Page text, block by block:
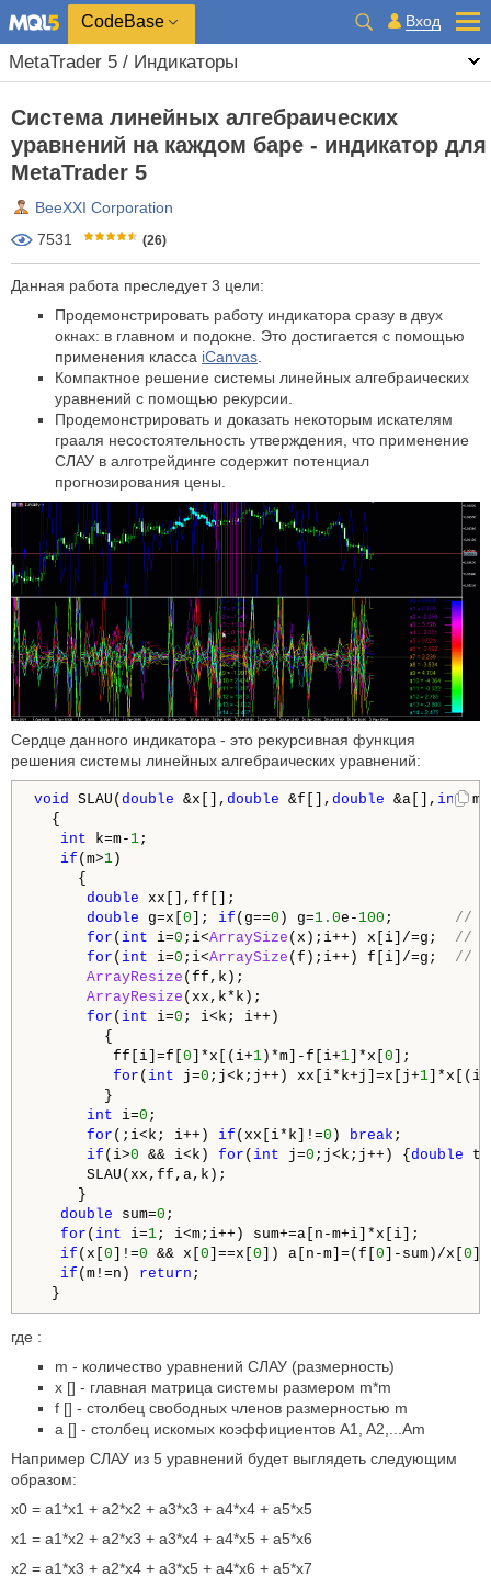
CodeBase Вход
MetaTrader 5 / Индикаторы
Система линейных алгебраических
уравнений на каждом баре - индикатор для
MetaTrader 5
BeeXXI Corporation
7531
(26)
Данная работа преследует 3 цели:
Продемонстрировать работу индикатора сразу в двух
окнах: в главном и подокне. Это достигается с помощью
применения класса iCanvas
Компактное решение системы линейных алгебраических
уравнений с помощью рекурсии.
Продемонстрировать и доказать некоторым искателям
грааля несостоятельность утверждения, что применение
СЛАУ в алготрейдинге содержит потенциал
прогнозирования цены.
Сердце данного индикатора - это рекурсивная функция
решения системы линейных алгебраических уравнений:
void SLAU( double &x[], double &f[], double &a[], int m)
{
int k=m- 1;
if (m>1 )
{
double xx[],ff[];
double g=x[ 0 ]; if (g==0 ) g=1.0e- 100 ; //
for ( int i=0 ;i<ArraySize (x);i++) x[i]/=g; //
for ( int i=0 ;i<ArraySize (f);i++) f[i]/=g; //
ArrayResize (ff,k);
ArrayResize (xx,k*k);
for ( int i=0 ; i<k; i++)
{
ff[i]=f[ 0 ]*x[(i+1 )*m]-f[i+1 ]*x[ 0 ];
for ( int j=0 ;j<k;j++) xx[i*k+j]=x[j+1 ]*x[(i+
}
int i=0 ;
for (;i<k; i++) if (xx[i*k]!=0 ) break ;
if (i>0 && i<k) for ( int j=0 ;j<k;j++) { double
SLAU(xx,ff,a,k);
}
double sum=0 ;
for ( int i=1; i<m;i++) sum+=a[n-m+i]*x[i];
if (x[ 0 ]!=0 && x[ 0 ]==x[ 0 ]) a[n-m]=(f[ 0 ]-sum)/x[ 0
if (m!=n) return ;
}
где :
m - количество уравнений СЛАУ (размерность)
x [] - главная матрица системы размером m*m
f [] - столбец свободных членов размерностью m
a [] - столбец искомых коэффициентов A1, A2,...Am
Например СЛАУ из 5 уравнений будет выглядеть следующим
образом:
x0 = a1*x1 + a2*x2 + a3*x3 + a4*x4 + a5*x5
x1 = a1*x2 + a2*x3 + a3*x4 + a4*x5 + a5*x6
x2 = a1*x3 + a2*x4 + a3*x5 + a4*x6 + a5*x7